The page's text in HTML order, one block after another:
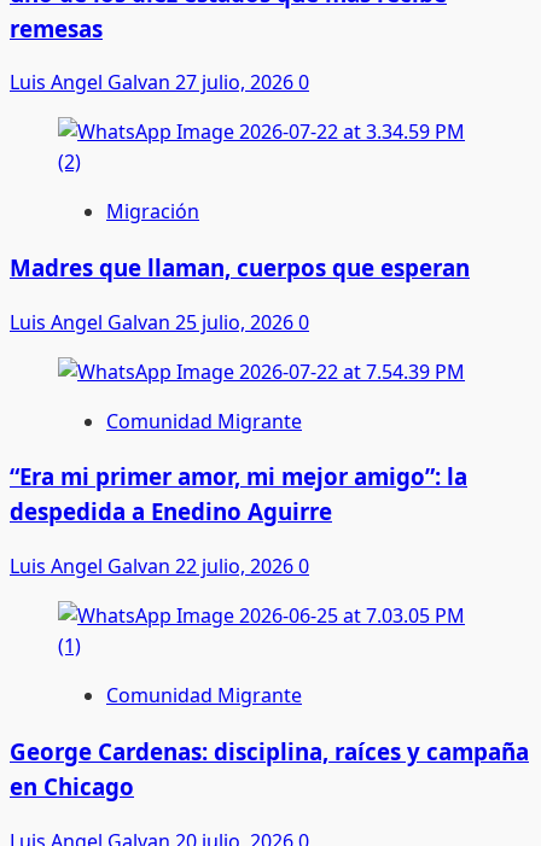
remesas
Luis Angel Galvan 27 julio, 20260
Migración
Madres que llaman, cuerpos que esperan
Luis Angel Galvan 25 julio, 20260
Comunidad Migrante
“Era mi primer amor, mi mejor amigo”: la
despedida a Enedino Aguirre
Luis Angel Galvan 22 julio, 20260
Comunidad Migrante
George Cardenas: disciplina, raíces y campaña
en Chicago
Luis Angel Galvan 20 julio, 20260